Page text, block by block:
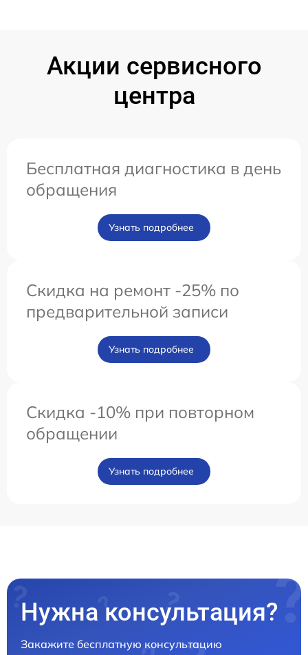
Акции сервисного
центра
Бесплатная диагностика в день
обращения
Узнать подробнее
Скидка на ремонт -25% по
предварительной записи
Узнать подробнее
Скидка -10% при повторном
обращении
Узнать подробнее
Нужна консультация?
Закажите бесплатную консультацию